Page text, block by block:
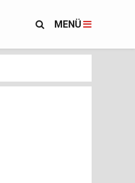
MENÜ